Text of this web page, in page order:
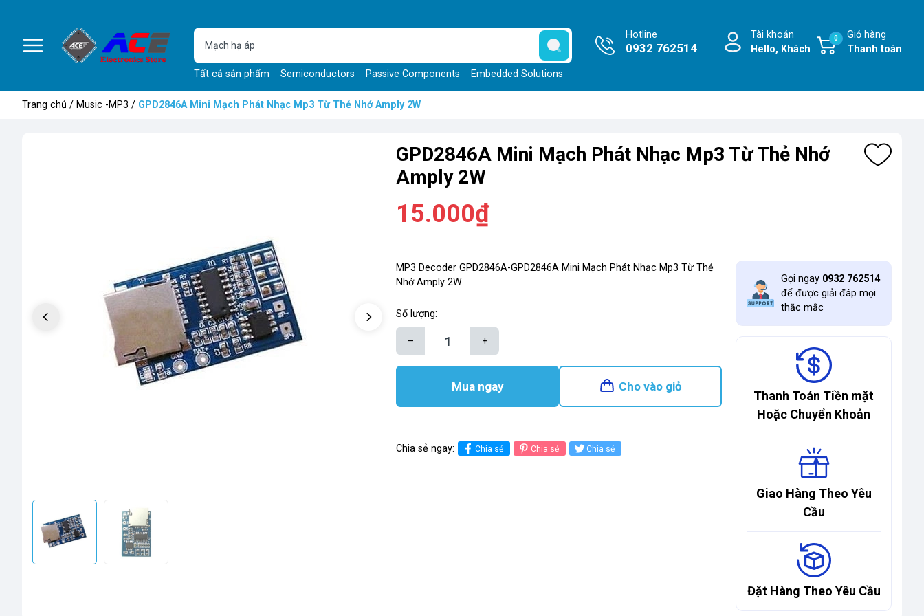
Tất cả sản phẩm Semiconductors Passive Components Embedded Solutions
Hotline
0932 762514
Tài khoản
Hello, Khách
Giỏ hàng
Thanh toán
0
Trang chủ / Music -MP3 / GPD2846A Mini Mạch Phát Nhạc Mp3 Từ Thẻ Nhớ Amply 2W
GPD2846A Mini Mạch Phát Nhạc Mp3 Từ Thẻ Nhớ
Amply 2W
15.000₫
MP3 Decoder GPD2846A-GPD2846A Mini Mạch Phát Nhạc Mp3 Từ Thẻ
Nhớ Amply 2W
Số lượng:
– +
Mua ngay Cho vào giỏ
Chia sẻ ngay: Chia sẻ Chia sẻ Chia sẻ
Gọi ngay 0932 762514
để được giải đáp mọi
thắc mắc
Thanh Toán Tiền mặt
Hoặc Chuyển Khoản
Giao Hàng Theo Yêu
Cầu
Đặt Hàng Theo Yêu Cầu